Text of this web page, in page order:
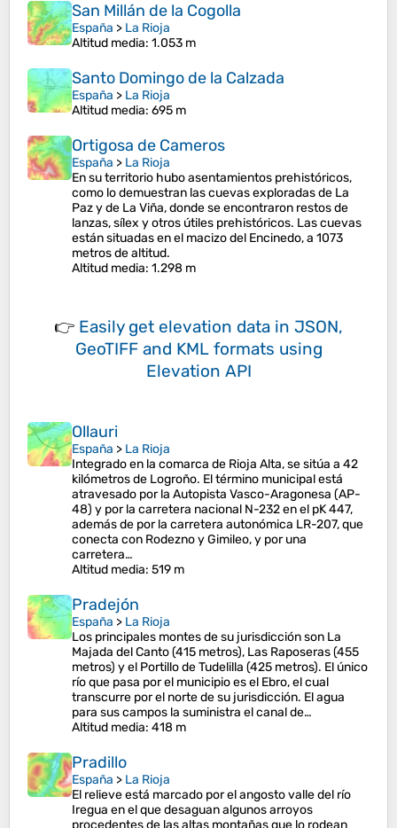
San Millán de la Cogolla
España > La Rioja
Altitud media: 1.053 m
Santo Domingo de la Calzada
España > La Rioja
Altitud media: 695 m
Ortigosa de Cameros
España > La Rioja
En su territorio hubo asentamientos prehistóricos,
como lo demuestran las cuevas exploradas de La
Paz y de La Viña, donde se encontraron restos de
lanzas, sílex y otros útiles prehistóricos. Las cuevas
están situadas en el macizo del Encinedo, a 1073
metros de altitud.
Altitud media: 1.298 m
👉 Easily get elevation data in JSON,
GeoTIFF and KML formats using
Elevation API
Ollauri
España > La Rioja
Integrado en la comarca de Rioja Alta, se sitúa a 42
kilómetros de Logroño. El término municipal está
atravesado por la Autopista Vasco-Aragonesa (AP-
48) y por la carretera nacional N-232 en el pK 447,
además de por la carretera autonómica LR-207, que
conecta con Rodezno y Gimileo, y por una
carretera…
Altitud media: 519 m
Pradejón
España > La Rioja
Los principales montes de su jurisdicción son La
Majada del Canto (415 metros), Las Raposeras (455
metros) y el Portillo de Tudelilla (425 metros). El único
río que pasa por el municipio es el Ebro, el cual
transcurre por el norte de su jurisdicción. El agua
para sus campos la suministra el canal de…
Altitud media: 418 m
Pradillo
España > La Rioja
El relieve está marcado por el angosto valle del río
Iregua en el que desaguan algunos arroyos
procedentes de las altas montañas que lo rodean